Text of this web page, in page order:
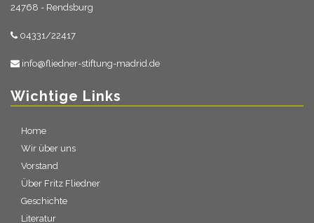
24768 - Rendsburg
04331/22417
info@fliedner-stiftung-madrid.de
Wichtige Links
Home
Wir über uns
Vorstand
Über Fritz Fliedner
Geschichte
Literatur